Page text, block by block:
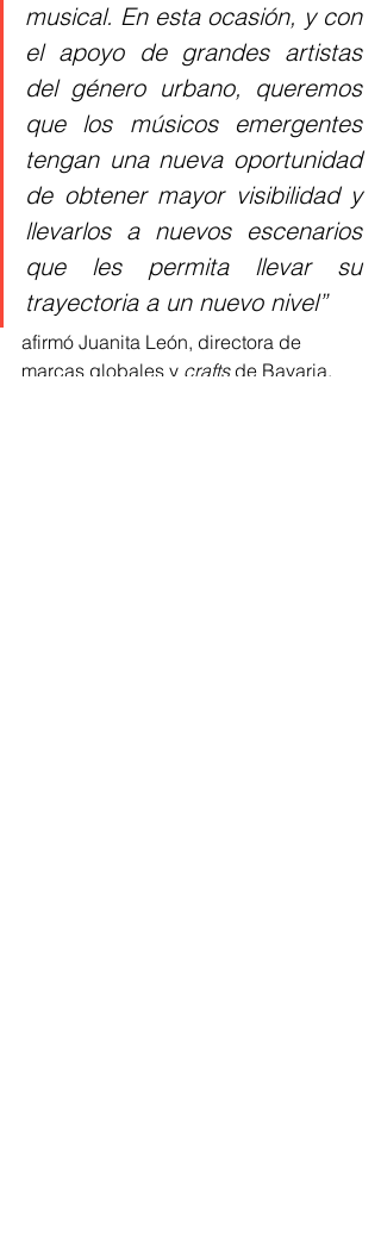
musical. En esta ocasión, y con
el apoyo de grandes artistas
del género urbano, queremos
que los músicos emergentes
tengan una nueva oportunidad
de obtener mayor visibilidad y
llevarlos a nuevos escenarios
que les permita llevar su
trayectoria a un nuevo nivel”
afirmó Juanita León, directora de
marcas globales y crafts de Bavaria.